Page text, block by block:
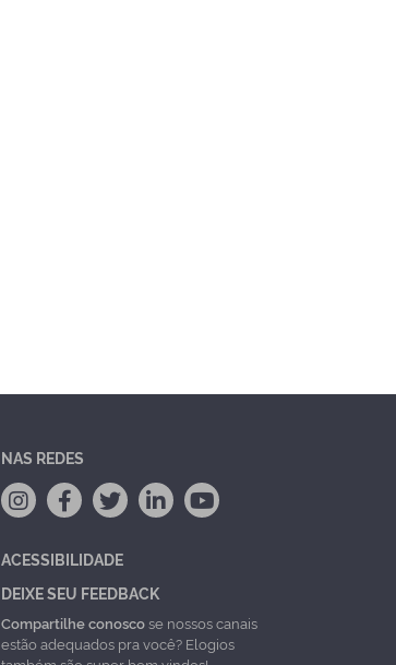
NAS REDES
ACESSIBILIDADE
DEIXE SEU FEEDBACK
Compartilhe conoscose nossos canais
estão adequados pra você? Elogios